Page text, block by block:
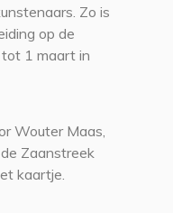
Zo is
op de
1 maart in
Wouter Maas,
Zaanstreek
kaartje.